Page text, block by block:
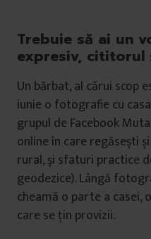
Trebuie să ai un
expresiv, cititorul
Un bărbat, al cărui scop
iunie o fotografie cu
grupul de Facebook
online în care regăsești
rural, și sfaturi practice
geodezice). Lângă
cheamă o parte a casei,
care se țin provizii.